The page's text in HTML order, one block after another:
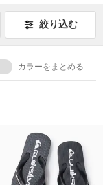
絞り込む
カラーをまとめる